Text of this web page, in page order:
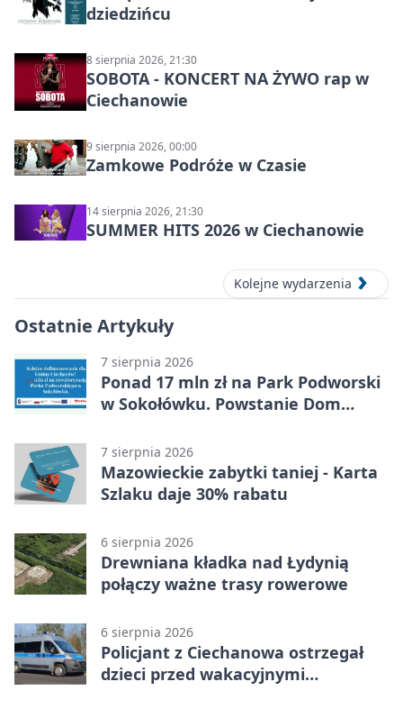
dziedzińcu
8 sierpnia 2026, 21:30
SOBOTA - KONCERT NA ŻYWO rap w
Ciechanowie
9 sierpnia 2026, 00:00
Zamkowe Podróże w Czasie
14 sierpnia 2026, 21:30
SUMMER HITS 2026 w Ciechanowie
Kolejne wydarzenia
Ostatnie Artykuły
7 sierpnia 2026
Ponad 17 mln zł na Park Podworski
w Sokołówku. Powstanie Dom
7 sierpnia 2026
Mazowieckie zabytki taniej - Karta
Szlaku daje 30% rabatu
6 sierpnia 2026
Drewniana kładka nad Łydynią
połączy ważne trasy rowerowe
6 sierpnia 2026
Policjant z Ciechanowa ostrzegał
dzieci przed wakacyjnymi